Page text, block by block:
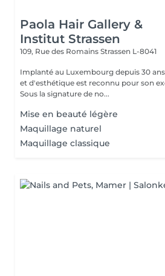
Paola Hair Gallery &
Institut Strassen
109, Rue des Romains Strassen L-8041
Implanté au Luxembourg depuis 30
et d'esthétique est reconnu pour son
Sous la signature de no...
Mise en beauté légère
Maquillage naturel
Maquillage classique